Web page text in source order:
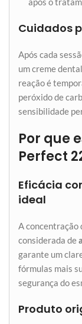
Cuidados
Após cada
um creme
reação é
peróxido de
sensibilidade
Por que
Perfect
Eficácia
ideal
A concentração
considerada de
garante um
fórmulas mais
segurança do
Produto